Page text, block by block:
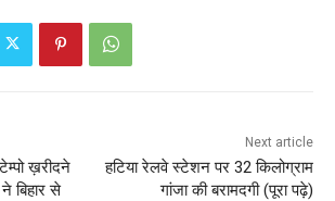
ख़रीदने
बिहार से
Next article
हटिया रेलवे स्टेशन पर 32 किलोग्राम
गांजा की बरामदगी (पूरा पढ़े)